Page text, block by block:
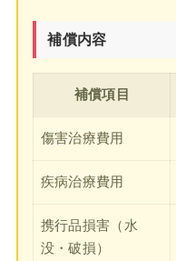
補償内容
補償項目
傷害治療費用
疾病治療費用
携行品損害（水
没・破損）